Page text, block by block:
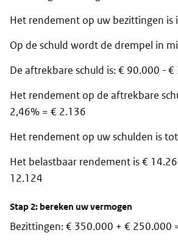
Het rendement op uw bezittingen is
Op de schuld wordt de drempel in
De aftrekbare schuld is: € 90.000 -
Het rendement op de aftrekbare
2,46% = € 2.136
Het rendement op uw schulden is
Het belastbaar rendement is €
12.124
Stap 2: bereken uw vermogen
Bezittingen: € 350.000 + € 250.000